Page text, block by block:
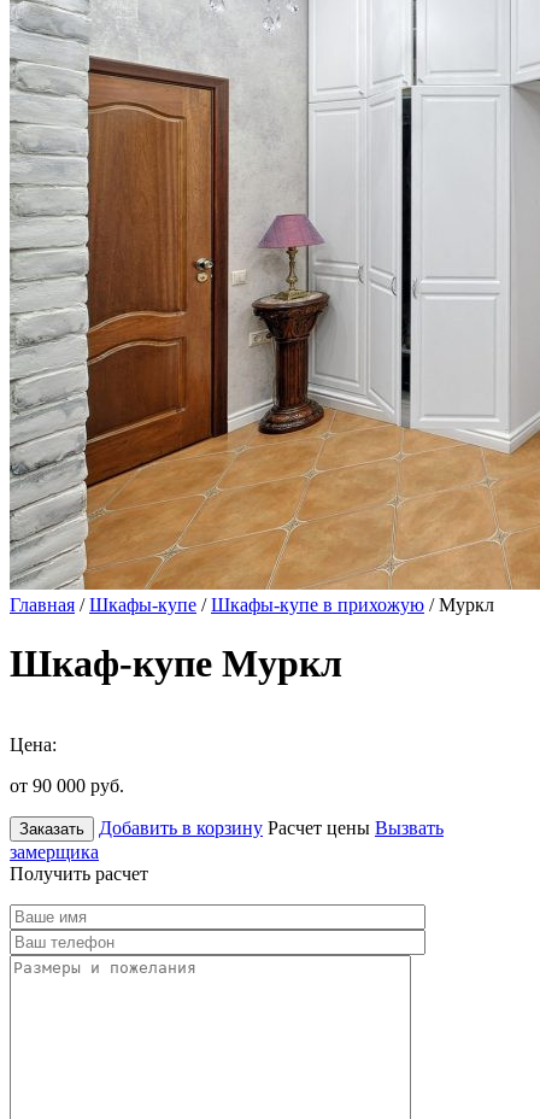
Главная /Шкафы-купе /Шкафы-купе в прихожую / Муркл
Шкаф-купе Муркл
Цена:
от 90 000 руб.
Заказать Добавить в корзину Расчет цены Вызвать
замерщика
Получить расчет